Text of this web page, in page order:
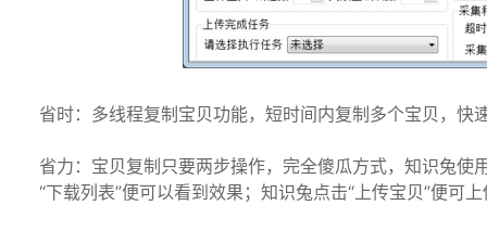
省时：多线程复制宝贝功能，短时间内复制多个宝贝，
省力：宝贝复制只要两步操作，完全傻瓜方式，知识兔
“下载列表”便可以看到效果；知识兔点击“上传宝贝”便可